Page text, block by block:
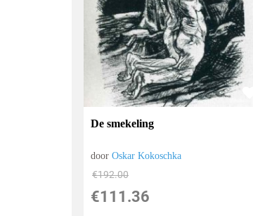
De smekeling
doorOskar Kokoschka
€192.00
€111.36